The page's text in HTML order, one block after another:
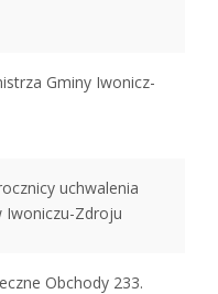
Gminy Iwonicz-
uchwalenia
Iwoniczu-Zdroju
Obchody 233.